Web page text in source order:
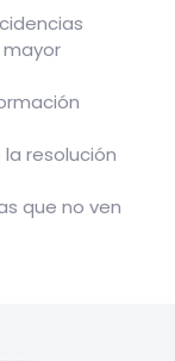
mayor
resolución
que no ven